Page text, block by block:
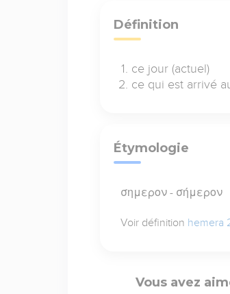
Définition
ce jour (actuel)
ce qui est arrivé
Étymologie
σημερον - σήμερον
Voir définition hemera
Vous avez